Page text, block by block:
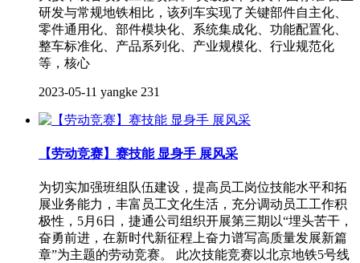
研发与常规地铁相比，该列车实现了关键部件自主化、
零件通用化、部件模块化、系统集成化、功能配置化、
整车标准化、产品系列化、产业规模化、行业规范化
等，核心
2023-05-11 yangke 231
【劳动竞赛】赛技能 显身手 展风采
为切实加强班组队伍建设，提高员工岗位技能水平和拓
展业务能力，丰富员工文化生活，充分调动员工工作积
极性，5月6日，捷通公司组织开展第三期以“埋头苦干，
奋勇前进，在新时代新征程上奋力谱写高质量发展新篇
章”为主题的劳动竞赛。 此次技能竞赛以北京地铁5号线